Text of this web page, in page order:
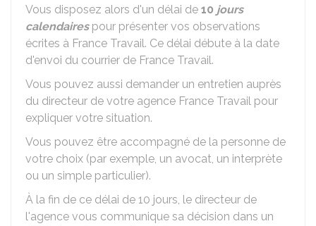
Vous disposez alors d'un délai de 10 jours
calendairespour présenter vos observations
écrites à France Travail. Ce délai débute à la date
d'envoi du courrier de France Travail.
Vous pouvez aussi demander un entretien auprès
du directeur de votre agence France Travail pour
expliquer votre situation.
Vous pouvez être accompagné de la personne de
votre choix (par exemple, un avocat, un interprète
ou un simple particulier).
À la fin de ce délai de 10 jours, le directeur de
l'agence vous communique sa décision dans un